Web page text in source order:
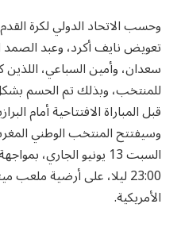
وحسب الاتحاد الدولي لكرة
تعويض نايف أكرد، وعبد الصمد
سعدان، وأمين السباعي، اللذين
للمنتخب، وبذلك تم الحسم
قبل المباراة الافتتاحية أمام
وسيفتتح المنتخب الوطني
السبت 13 يونيو الجاري،
23:00 ليلا، على أرضية
الأمريكية.